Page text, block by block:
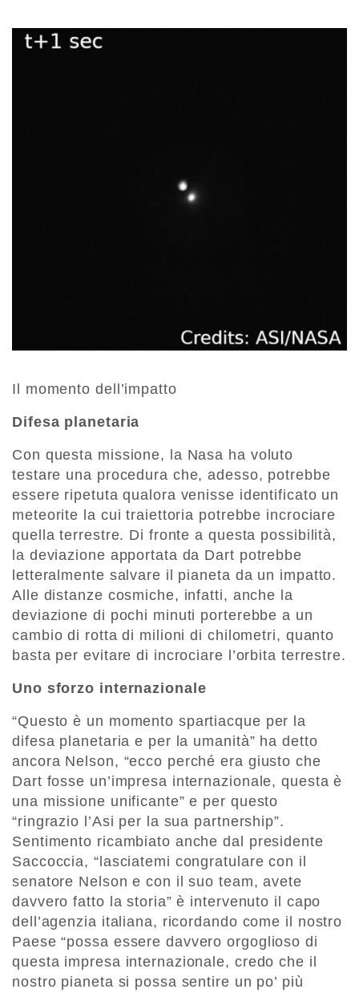
Il momento dell’impatto
Difesa planetaria
Con questa missione, la Nasa ha voluto
testare una procedura che, adesso, potrebbe
essere ripetuta qualora venisse identificato un
meteorite la cui traiettoria potrebbe incrociare
quella terrestre. Di fronte a questa possibilità,
la deviazione apportata da Dart potrebbe
letteralmente salvare il pianeta da un impatto.
Alle distanze cosmiche, infatti, anche la
deviazione di pochi minuti porterebbe a un
cambio di rotta di milioni di chilometri, quanto
basta per evitare di incrociare l’orbita terrestre.
Uno sforzo internazionale
“Questo è un momento spartiacque per la
difesa planetaria e per la umanità” ha detto
ancora Nelson, “ecco perché era giusto che
Dart fosse un’impresa internazionale, questa è
una missione unificante” e per questo
“ringrazio l’Asi per la sua partnership”.
Sentimento ricambiato anche dal presidente
Saccoccia, “lasciatemi congratulare con il
senatore Nelson e con il suo team, avete
davvero fatto la storia” è intervenuto il capo
dell’agenzia italiana, ricordando come il nostro
Paese “possa essere davvero orgoglioso di
questa impresa internazionale, credo che il
nostro pianeta si possa sentire un po’ più